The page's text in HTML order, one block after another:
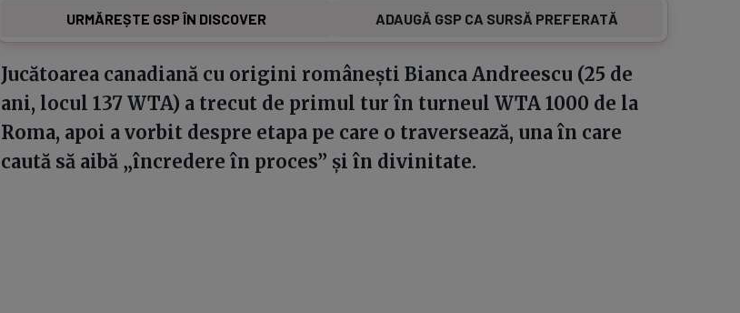
URMĂREȘTE GSP ÎN DISCOVER ADAUGĂ GSP CA SURSĂ PREFERATĂ
Jucătoarea canadiană cu origini românești Bianca Andreescu (25 de
ani, locul 137 WTA) a trecut de primul tur în turneul WTA 1000 de la
Roma, apoi a vorbit despre etapa pe care o traversează, una în care
caută să aibă „încredere în proces” și în divinitate.